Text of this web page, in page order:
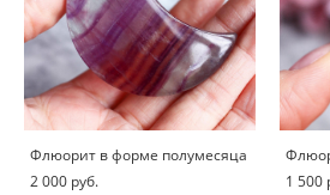
Флюорит в форме полумесяца
2 000 pуб.
1 500